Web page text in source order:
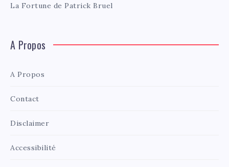
La Fortune de Patrick Bruel
A Propos
A Propos
Contact
Disclaimer
Accessibilité